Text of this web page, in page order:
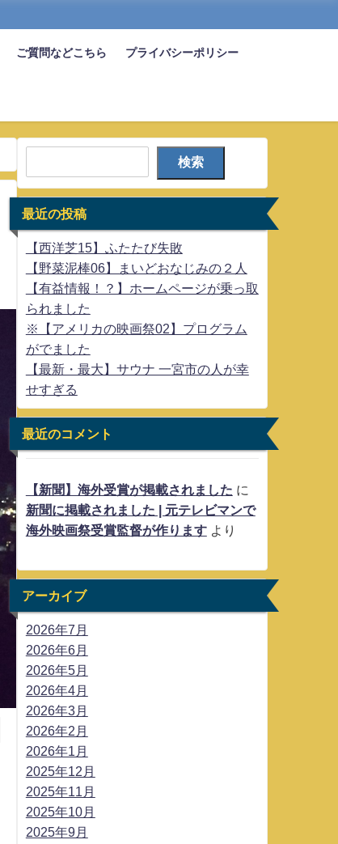
ご質問などこちら プライバシーポリシー
検索
最近の投稿
【西洋芝15】ふたたび失敗
【野菜泥棒06】まいどおなじみの２人
【有益情報！？】ホームページが乗っ取
られました
※【アメリカの映画祭02】プログラム
がでました
【最新・最大】サウナ 一宮市の人が幸
せすぎる
最近のコメント
【新聞】海外受賞が掲載されました に
新聞に掲載されました | 元テレビマンで
海外映画祭受賞監督が作りますより
アーカイブ
2026年7月
2026年6月
2026年5月
2026年4月
2026年3月
2026年2月
2026年1月
2025年12月
2025年11月
2025年10月
2025年9月